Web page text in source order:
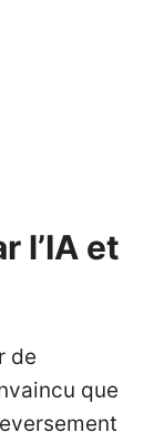
l’IA et
de
que